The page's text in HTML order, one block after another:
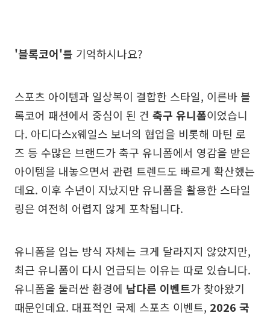
'블록코어'를 기억하시나요?
스포츠 아이템과 일상복이 결합한 스타일, 이른바 블
록코어 패션에서 중심이 된 건 축구 유니폼이었습니
다. 아디다스x웨일스 보너의 협업을 비롯해 마틴 로
즈 등 수많은 브랜드가 축구 유니폼에서 영감을 받은
아이템을 내놓으면서 관련 트렌드도 빠르게 확산했는
데요. 이후 수년이 지났지만 유니폼을 활용한 스타일
링은 여전히 어렵지 않게 포착됩니다.
유니폼을 입는 방식 자체는 크게 달라지지 않았지만,
최근 유니폼이 다시 언급되는 이유는 따로 있습니다.
유니폼을 둘러싼 환경에 남다른 이벤트가 찾아왔기
때문인데요. 대표적인 국제 스포츠 이벤트, 2026 국